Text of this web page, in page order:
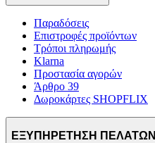
Παραδόσεις
Επιστροφές προϊόντων
Τρόποι πληρωμής
Klarna
Προστασία αγορών
Άρθρο 39
Δωροκάρτες SHOPFLIX
ΕΞΥΠΗΡΕΤΗΣΗ ΠΕΛΑΤΩΝ